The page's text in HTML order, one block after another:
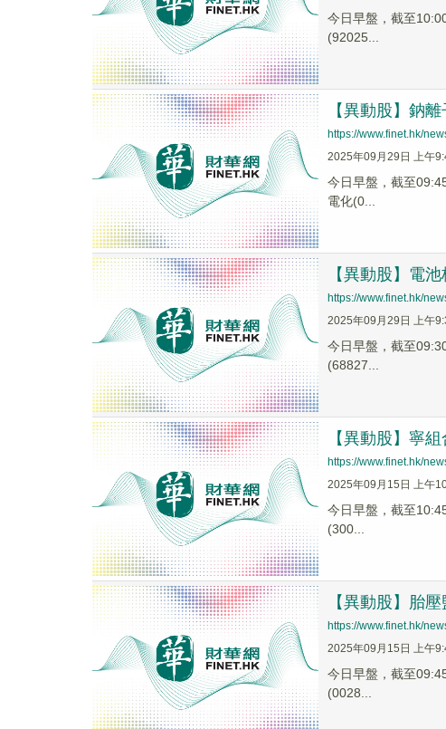
今日早盤，截至
(92025...
【異動股】鈉
https://www.finet.hk/
2025年09月29日 上午
今日早盤，截至
電化(0...
【異動股】電
https://www.finet.hk/
2025年09月29日 上午
今日早盤，截至
(68827...
【異動股】寧
https://www.finet.hk/
2025年09月15日 上午
今日早盤，截至
(300...
【異動股】胎
https://www.finet.hk/
2025年09月15日 上午
今日早盤，截至
(0028...